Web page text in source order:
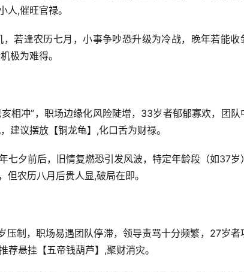
,催旺官禄。
若逢农历七月，小事争吵恐升级为冷战，晚年若能收
极为难得。
相冲”，职场边缘化风险陡增，33岁者郁郁寡欢，团队
建议摆放【铜龙龟】,化口舌为财禄。
七夕前后，旧情复燃恐引发风波，特定年龄段（如37岁
农历八月后贵人显,破局在即。
压制，职场易遇团队停滞，领导责骂十分频繁，27岁者
悬挂【五帝钱葫芦】,聚财消灾。